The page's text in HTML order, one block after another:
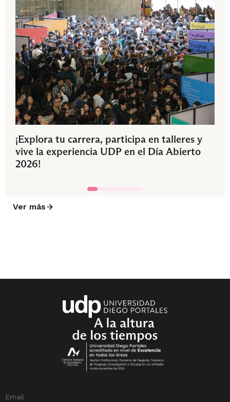
¡Explora tu carrera, participa en talleres y
vive la experiencia UDP en el Día Abierto
2026!
Ver más
Email